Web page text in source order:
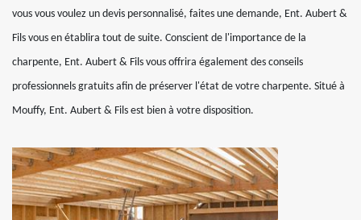
vous vous voulez un devis personnalisé, faites une demande, Ent. Aubert &
Fils vous en établira tout de suite. Conscient de l'importance de la
charpente, Ent. Aubert & Fils vous offrira également des conseils
professionnels gratuits afin de préserver l'état de votre charpente. Situé à
Mouffy, Ent. Aubert & Fils est bien à votre disposition.